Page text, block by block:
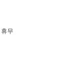
무